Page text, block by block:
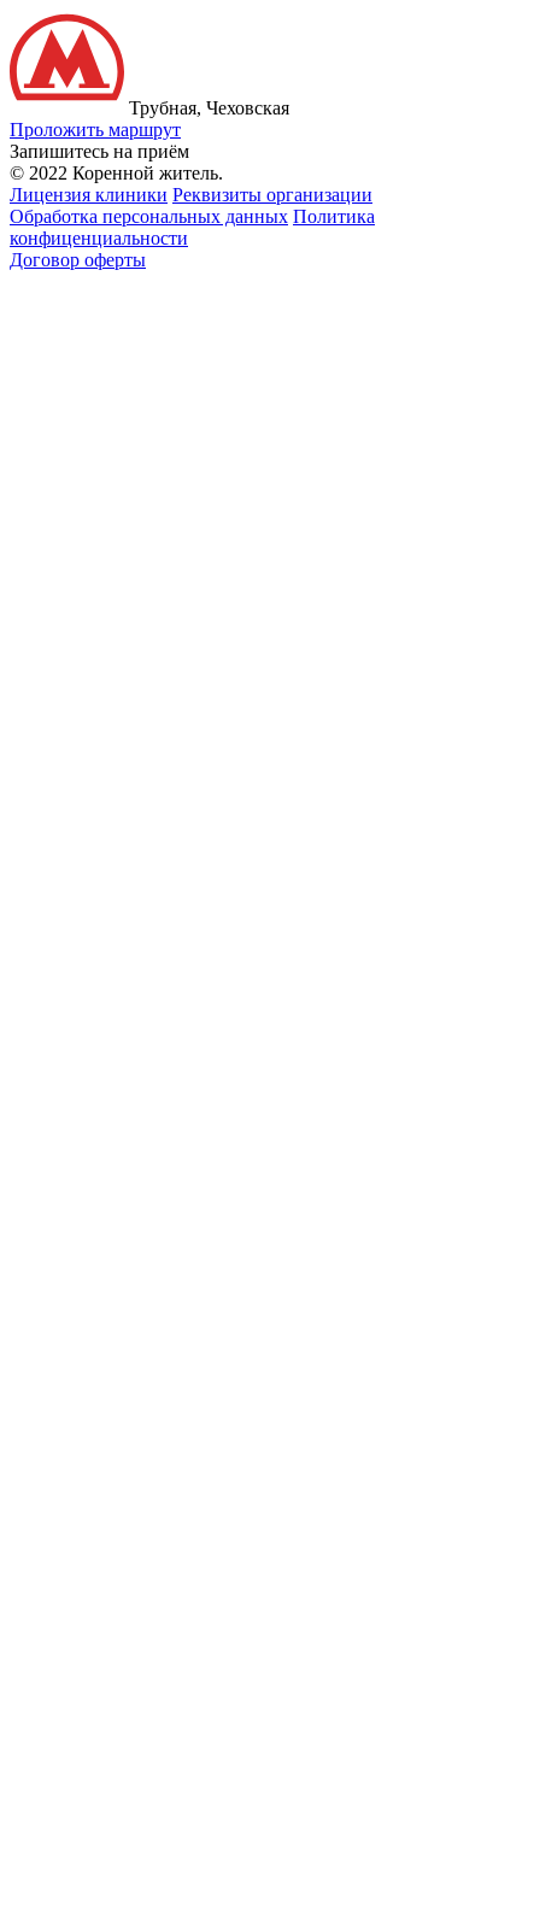
Трубная, Чеховская
Проложить маршрут
Запишитесь на приём
© 2022 Коренной житель.
Лицензия клиники Реквизиты организации
Обработка персональных данных Политика
конфиценциальности
Договор оферты